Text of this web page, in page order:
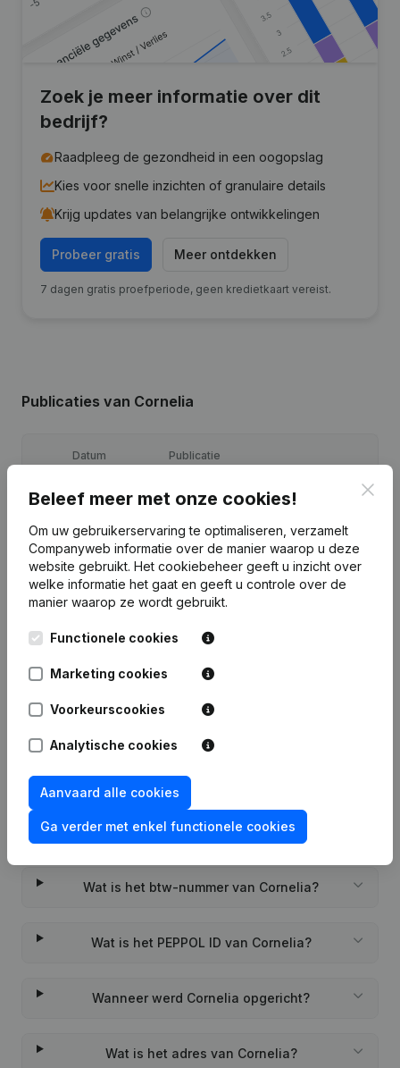
Zoek je meer informatie over dit
bedrijf?
Raadpleeg de gezondheid in een oogopslag
Kies voor snelle inzichten of granulaire details
Krijg updates van belangrijke ontwikkelingen
Probeer gratis Meer ontdekken
7 dagen gratis proefperiode, geen kredietkaart vereist.
Publicaties van Cornelia
Datum Publicatie
02-12-2025
Rubriek Einde (Stopzetting, Intrekking
Akkoord, Gerechtelijke
Reorganisatie, enz... -
Ontslagnemingen - Benoemingen
09-10-2025
Rubriek Einde (Stopzetting, Intrekking
Akkoord, Gerechtelijke
Reorganisatie, enz... -
04-10-2016
Rubriek Oprichting (Nieuwe
Rechtspersoon, Opening Bijkantoor,
Veelgestelde vragen
Wat is het btw-nummer van Cornelia?
Wat is het PEPPOL ID van Cornelia?
Wanneer werd Cornelia opgericht?
Wat is het adres van Cornelia?
Beleef meer met onze cookies!
Om uw gebruikerservaring te optimaliseren, verzamelt
Companyweb informatie over de manier waarop u deze
website gebruikt. Het cookiebeheer geeft u inzicht over
welke informatie het gaat en geeft u controle over de
manier waarop ze wordt gebruikt.
Functionele cookies
Marketing cookies
Voorkeurscookies
Analytische cookies
Aanvaard alle cookies
Ga verder met enkel functionele cookies